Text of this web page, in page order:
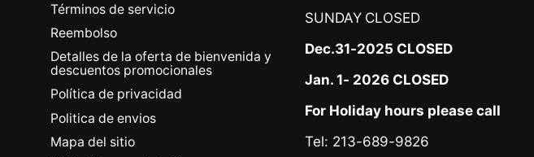
Términos de servicio
Reembolso
Detalles de la oferta de bienvenida y
descuentos promocionales
Política de privacidad
Politica de envios
Mapa del sitio
SUNDAY CLOSED
Dec.31-2025 CLOSED
Jan. 1- 2026 CLOSED
For Holiday hours please call
Tel: 213-689-9826